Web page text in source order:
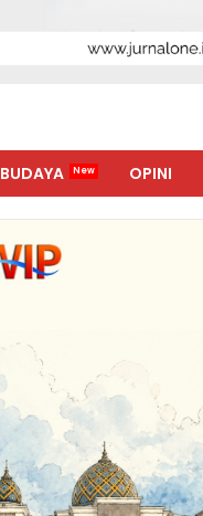
BUDAYA OPINI